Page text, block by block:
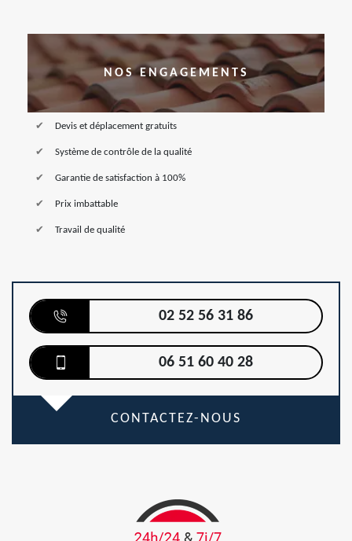
NOS ENGAGEMENTS
Devis et déplacement gratuits
Système de contrôle de la qualité
Garantie de satisfaction à 100%
Prix imbattable
Travail de qualité
02 52 56 31 86
06 51 60 40 28
CONTACTEZ-NOUS